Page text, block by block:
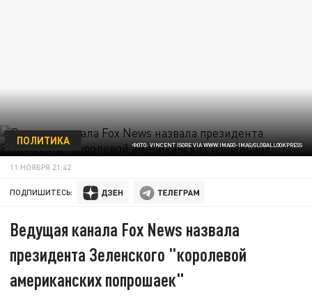
ФОТО: VINCENT ISORE VIA WWW.IMAGO-IMAG/GLOBALLOOKPRESS
ПОЛИТИКА
11 НОЯБРЯ 21:42
ПОДПИШИТЕСЬ:
Ведущая канала Fox News назвала
президента Зеленского "королевой
американских попрошаек"